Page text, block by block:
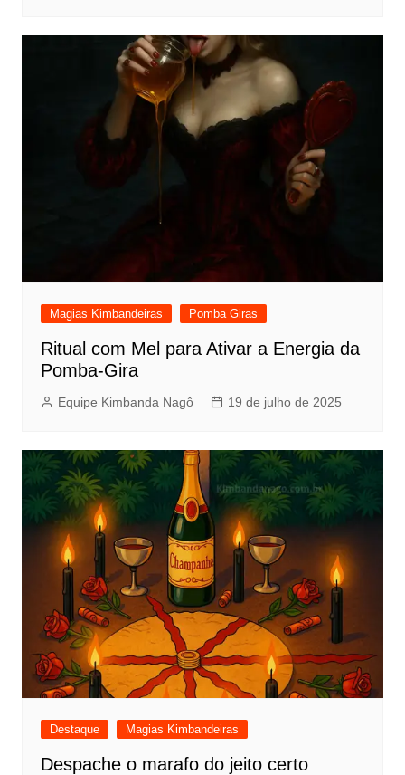
Magias Kimbandeiras Pomba Giras
Ritual com Mel para Ativar a Energia da
Pomba-Gira
Equipe Kimbanda Nagô 19 de julho de 2025
Destaque Magias Kimbandeiras
Despache o marafo do jeito certo